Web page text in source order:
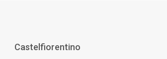
Castelfiorentino